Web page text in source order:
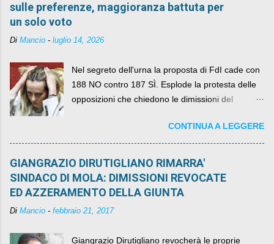
sulle preferenze, maggioranza battuta per
un solo voto
Di Mancio - luglio 14, 2026
Nel segreto dell'urna la proposta di FdI cade con
188 NO contro 187 SÌ. Esplode la protesta delle
opposizioni che chiedono le dimissioni del
CONTINUA A LEGGERE
GIANGRAZIO DIRUTIGLIANO RIMARRA'
SINDACO DI MOLA: DIMISSIONI REVOCATE
ED AZZERAMENTO DELLA GIUNTA
Di Mancio - febbraio 21, 2017
Giangrazio Dirutigliano revocherà le proprie